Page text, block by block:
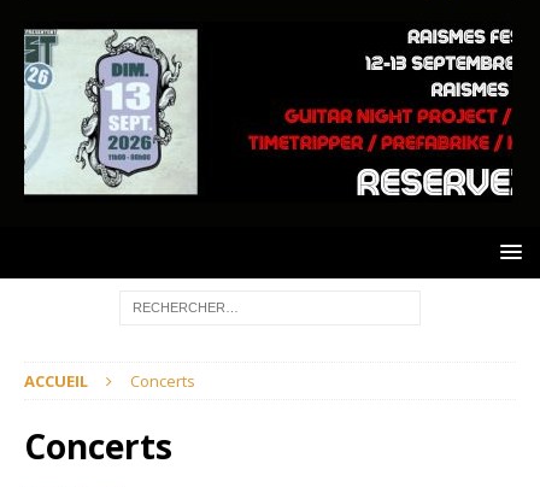
ACCUEIL Concerts
Concerts